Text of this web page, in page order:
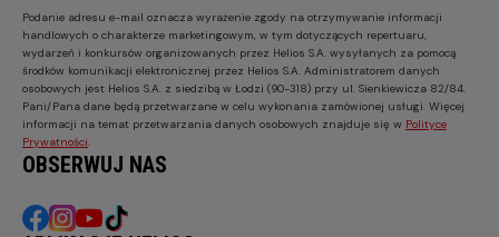
Podanie adresu e-mail oznacza wyrażenie zgody na otrzymywanie informacji
handlowych o charakterze marketingowym, w tym dotyczących repertuaru,
wydarzeń i konkursów organizowanych przez Helios S.A. wysyłanych za pomocą
środków komunikacji elektronicznej przez Helios S.A. Administratorem danych
osobowych jest Helios S.A. z siedzibą w Łodzi (90-318) przy ul. Sienkiewicza 82/84.
Pani/Pana dane będą przetwarzane w celu wykonania zamówionej usługi. Więcej
informacji na temat przetwarzania danych osobowych znajduje się w Polityce
Prywatności.
OBSERWUJ NAS